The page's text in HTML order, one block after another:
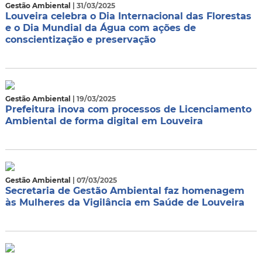
Gestão Ambiental | 31/03/2025
Louveira celebra o Dia Internacional das Florestas
e o Dia Mundial da Água com ações de
conscientização e preservação
Gestão Ambiental | 19/03/2025
Prefeitura inova com processos de Licenciamento
Ambiental de forma digital em Louveira
Gestão Ambiental | 07/03/2025
Secretaria de Gestão Ambiental faz homenagem
às Mulheres da Vigilância em Saúde de Louveira